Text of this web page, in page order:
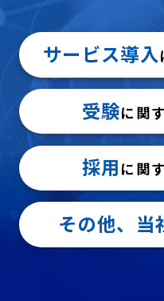
サービス導入
受験に関
採用 に関
その他、当